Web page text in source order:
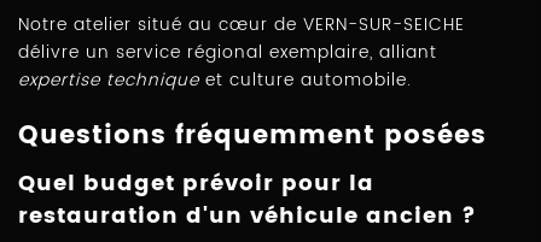
Notre atelier situé au cœur de VERN-SUR-SEICHE
délivre un service régional exemplaire, alliant
expertise technique et culture automobile.
Questions fréquemment posées
Quel budget prévoir pour la
restauration d'un véhicule ancien ?